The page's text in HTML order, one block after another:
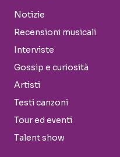
Notizie
Recensioni musicali
Interviste
Gossip e curiosità
Artisti
Testi canzoni
Tour ed eventi
Talent show